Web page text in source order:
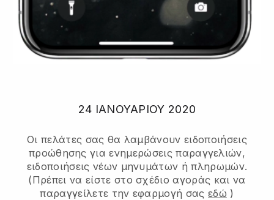
24 ΙΑΝΟΥΑΡΊΟΥ 2020
Οι πελάτες σας θα λαμβάνουν ειδοποιήσεις
προώθησης για ενημερώσεις παραγγελιών,
ειδοποιήσεις νέων μηνυμάτων ή πληρωμών.
(Πρέπει να είστε στο σχέδιο αγοράς και να
παραγγείλετε την εφαρμογή σας εδώ )